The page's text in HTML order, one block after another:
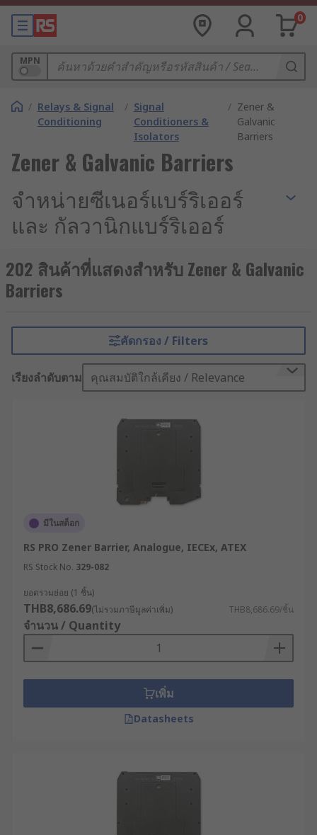
0
MPN
/ Relays & Signal
Conditioning
/ Signal
Conditioners &
Isolators
/ Zener &
Galvanic
Barriers
Zener & Galvanic Barriers
จำหน่ายซีเนอร์แบร์ริเออร์
และ กัลวานิกแบร์ริเออร์
วงจรซีเนอร์แบร์ริเออร์ (Zener Barrier) และวงจรกัล
วานิกแบร์ริเออร์ (Galvanic Barrier) คือ อุปกรณ์
ป้องกันทางไฟฟ้าสำหรับใช้งานในสภาพแวดล้อมที่เป็น
โรงกลั่นน้ำมัน โรงงานเคมี และเหมืองแร่ โดยอุปกรณ์
ทั้งสองชนิดนี้สามารถช่วยป้องกันการระเบิดที่เกิดจาก
ก๊าซ สารเคมี ไอระเหย และฝุ่นละอองต่าง ๆ ได้อย่างมี
ประสิทธิภาพ
ซีเนอร์แบร์ริเออร์ (Zener
Barrier) คืออะไร ?
ไฟ้า และป้องกันการไหลของแรงดันไฟฟ้าหรือกระแส
ไฟฟ้าที่สูงเกินไป จากจุดที่ปลอดภัยไปยังจุดที่มีความ
เสี่ยง โดยวงจร Zener Barrier ประกอบด้วยไดโอด
ชนิดพิเศษที่เรียกว่าซีเนอร์ไดโอด ที่มีคุณสมบัติใน
การนำไฟฟ้าให้ไหลย้อนกลับ เมื่อแรงดันไฟฟ้าเกิดค่าซี
“Zener Effect” เพื่อส่งกระแสไฟฟ้าไปยังส่วนที่ไม่
สามารถจุดระเบิดได้ โดยทั่วไป Zener แบร์ริเออร์มักใช้
เพื่อเพิ่มความปลอดภัยให้แก่อุปกรณ์ที่มีวงจรไฟฟ้าใน
ตัว เช่น เซ็นเซอร์ เครื่องส่งสัญญาณ หรือสวิตช์ต่าง ๆ
กัลวานิกแบร์ริเออร์ (Galvanic
Barrier) คืออะไร ?
ป้องกันไฟฟ้าไม่ให้ไหลไปยังส่วนที่เสี่ยงต่อการจุดระเบิด
โดยสามารถป้องกันการไหลของไฟฟ้ากระแสตรง (DC)
202 สินค้าที่แสดงสำหรับ Zener & Galvanic
Barriers
คัดกรอง / Filters
เรียงลำดับตาม คุณสมบัติใกล้เคียง / Relevance
มีในสต็อก
RS PRO Zener Barrier, Analogue, IECEx, ATEX
RS Stock No. 329-082
ยอดรวมย่อย (1 ชิ้น)
THB8,686.69(ไม่รวมภาษีมูลค่าเพิ่ม) THB8,686.69/ชิ้น
จำนวน / Quantity
เพิ่ม
Datasheets